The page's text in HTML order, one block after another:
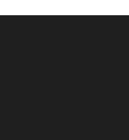
naš svijet